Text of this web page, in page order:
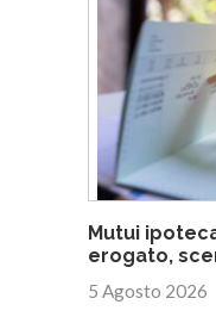
Mutui
erogato,
5 Agosto 2026